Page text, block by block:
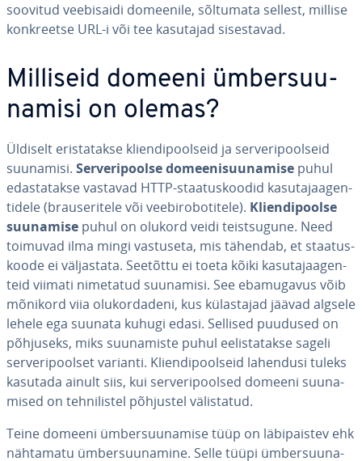
soovitud vee­bi­saidi domeenile, sõltumata sellest, millise
konk­reetse URL-i või tee kasutajad si­ses­ta­vad.
Milliseid domeeni üm­ber­suu­
na­misi on olemas?
Üldiselt eris­ta­takse klien­di­pool­seid ja ser­ve­ri­pool­seid
suunamisi. Ser­ve­ri­poolse do­mee­ni­suu­na­mise puhul
edas­ta­takse vastavad HTTP-staa­tus­koo­did ka­su­ta­ja­agen­
ti­dele (brau­se­ri­tele või vee­bi­ro­bo­ti­tele). Klien­di­poolse
suunamise puhul on olukord veidi teist­su­gune. Need
toimuvad ilma mingi vastuseta, mis tähendab, et staa­tus­
koode ei väl­jas­tata. Seetõttu ei toeta kõiki ka­su­ta­ja­agen­
teid viimati nimetatud suunamisi. See eba­mu­ga­vus võib
mõnikord viia olu­kor­da­deni, kus kü­las­ta­jad jäävad algsele
lehele ega suunata kuhugi edasi. Sellised puudused on
põhjuseks, miks suu­na­miste puhul eelis­ta­takse sageli
ser­ve­ri­pool­set varianti. Klien­di­pool­seid lahendusi tuleks
kasutada ainult siis, kui ser­ve­ri­pool­sed domeeni suu­na­
mised on teh­ni­lis­tel põhjustel vä­lis­ta­tud.
Teine domeeni üm­ber­suu­na­mise tüüp on lä­bi­pais­tev ehk
nähtamatu üm­ber­suu­na­mine. Selle tüüpi üm­ber­suu­na­